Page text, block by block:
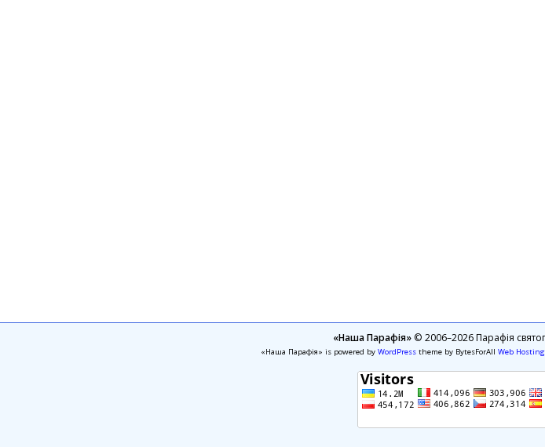
«Наша Парафія»© 2006–2026 Парафія
«Наша Парафія» is powered by WordPresstheme by BytesForAll Web